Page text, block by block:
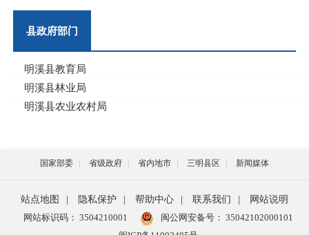
县政府部门
明溪县教育局
明溪县林业局
明溪县农业农村局
国家部委 省级政府 省内地市 三明县区 新闻媒体
站点地图 | 隐私保护 | 帮助中心 | 联系我们 |
网站说明
网站标识码： 3504210001
闽公网安备号： 35042102000101